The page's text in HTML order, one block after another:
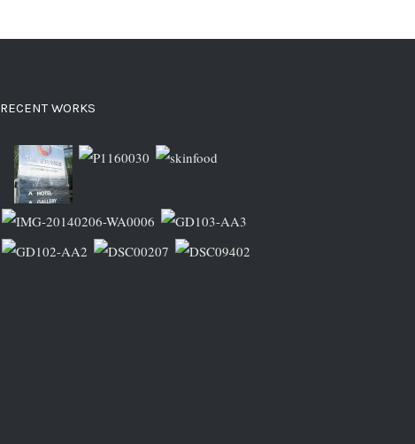
RECENT WORKS